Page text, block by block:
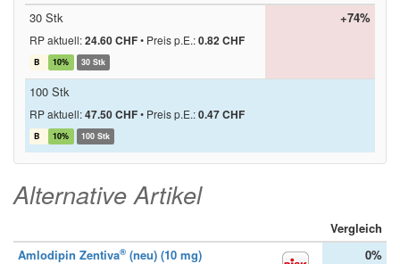
30 Stk
RP aktuell:24.60 CHF• Preis p.E.:0.82 CHF
B 10% 30 Stk
+74%
100 Stk
RP aktuell:47.50 CHF• Preis p.E.:0.47 CHF
B 10% 100 Stk
Alternative Artikel
Vergleich
Amlodipin Zentiva® (neu) (10 mg) 0%